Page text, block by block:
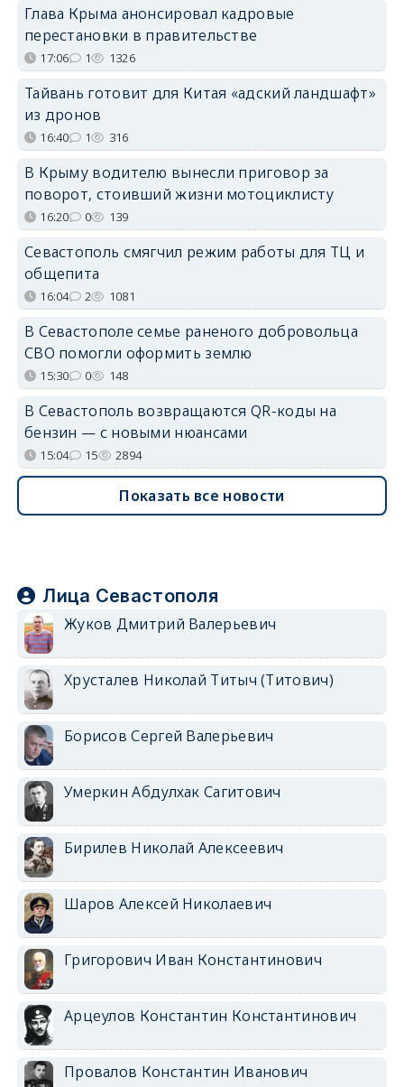
Глава Крыма анонсировал кадровые
перестановки в правительстве
17:06 1 1326
Тайвань готовит для Китая «адский ландшафт»
из дронов
16:40 1 316
В Крыму водителю вынесли приговор за
поворот, стоивший жизни мотоциклисту
16:20 0 139
Севастополь смягчил режим работы для ТЦ и
общепита
16:04 2 1081
В Севастополе семье раненого добровольца
СВО помогли оформить землю
15:30 0 148
В Севастополь возвращаются QR-коды на
бензин — с новыми нюансами
15:04 15 2894
Показать все новости
Лица Севастополя
Жуков Дмитрий Валерьевич
Хрусталев Николай Титыч (Титович)
Борисов Сергей Валерьевич
Умеркин Абдулхак Сагитович
Бирилев Николай Алексеевич
Шаров Алексей Николаевич
Григорович Иван Константинович
Арцеулов Константин Константинович
Провалов Константин Иванович